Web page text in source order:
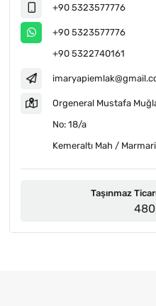
+90 5323577776
+90 5323577776
+90 5322740161
Orgeneral Mustafa
No: 18/a
Kemeraltı Mah /
Taşınmaz